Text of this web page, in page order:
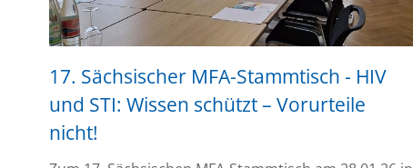
17. Sächsischer MFA-Stammtisch - HIV
und STI: Wissen schützt – Vorurteile
nicht!